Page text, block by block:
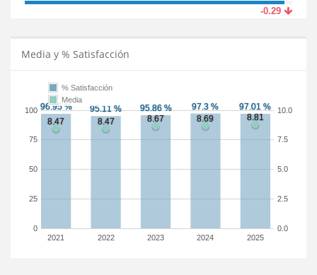
-0.29
Media y % Satisfacción
2021 2022 2023 2024 2025
0
25
50
75
100
0.0
2.5
5.0
7.5
10.0
% Satisfacción
Media